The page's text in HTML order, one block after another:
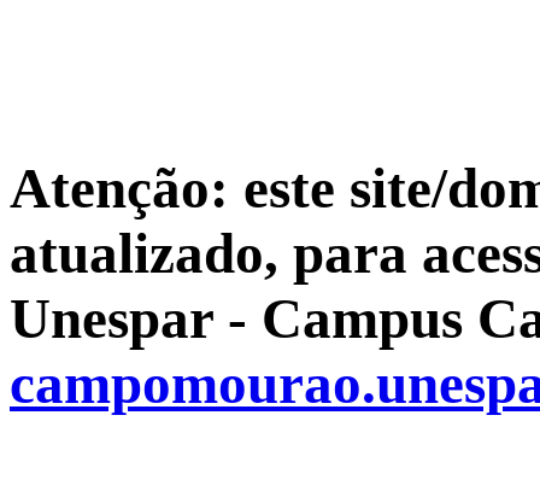
Atenção: este site/
atualizado, para
Unespar - Campus